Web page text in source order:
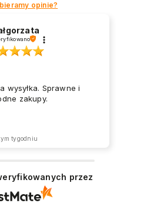
opinie?
wysyłka. Sprawne i
zakupy.
tygodniu
przez